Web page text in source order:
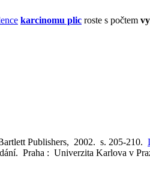
karcinomu plic roste s počtem
Publishers, 2002. s. 205-210.
Praha : Univerzita Karlova v